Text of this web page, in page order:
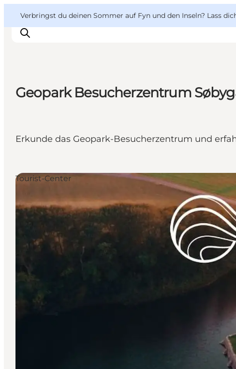
Verbringst du deinen Sommer auf Fyn und den Inseln? Lass
Essen & trinken
Übernachtung
VisitFyn
Deutsch
Geopark Besucherzentrum
Erkunde das Geopark-Besucherzentrum und
Tourist-Center